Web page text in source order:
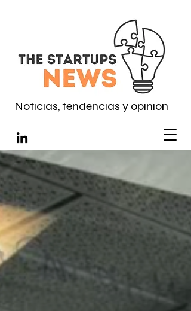
Noticias, tendencias y opinión